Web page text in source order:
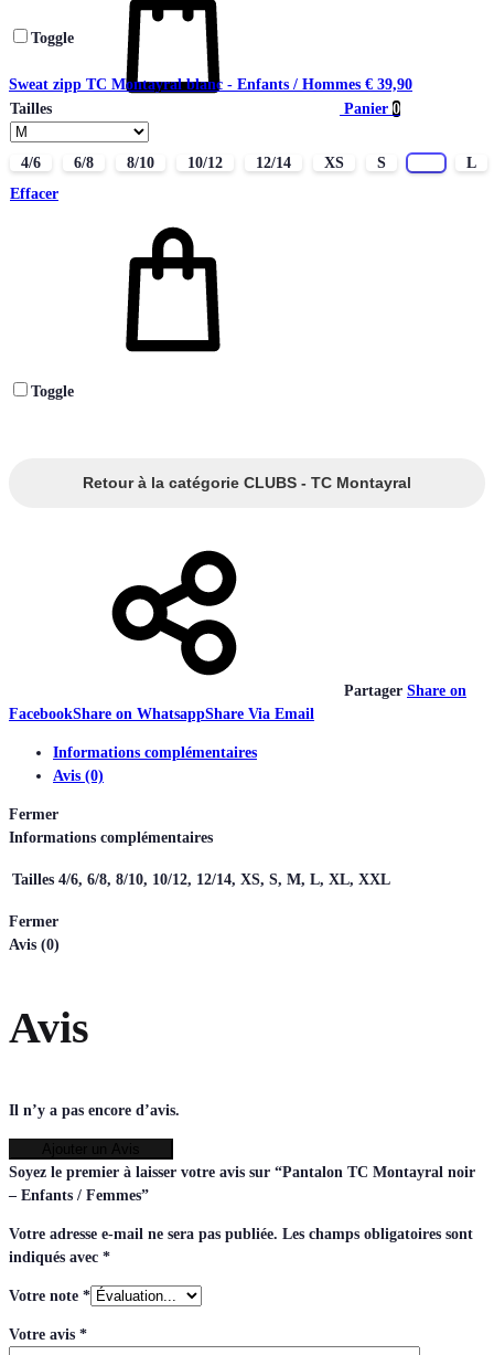
Panier 0
Toggle
Sweat zipp TC Montayral blanc - Enfants / Hommes € 39,90
Tailles
4/6 6/8 8/10 10/12 12/14 XS S
L
Effacer
Toggle
Retour à la catégorie CLUBS - TC Montayral
Partager Share on
FacebookShare on WhatsappShare Via Email
Informations complémentaires
Avis (0)
Fermer
Informations complémentaires
Tailles 4/6, 6/8, 8/10, 10/12, 12/14, XS, S, M, L, XL, XXL
Fermer
Avis (0)
Avis
Il n’y a pas encore d’avis.
Soyez le premier à laisser votre avis sur “Pantalon TC Montayral noir
– Enfants / Femmes”
Votre adresse e-mail ne sera pas publiée. Les champs obligatoires sont
indiqués avec *
Votre note *
Votre avis *